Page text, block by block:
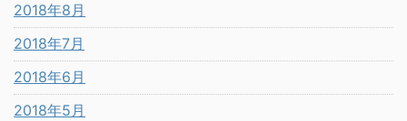
2018年8月
2018年7月
2018年6月
2018年5月